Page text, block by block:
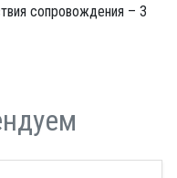
сопровождения – 3